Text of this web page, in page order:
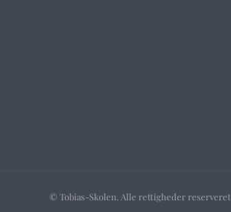
© Tobias-Skolen. Alle rettigheder reserveret